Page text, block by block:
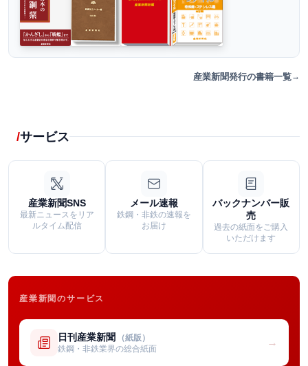
産業新聞発行の書籍一覧
サービス
産業新聞SNS
最新ニュースをリア
ルタイム配信
メール速報
鉄鋼・非鉄の速報を
お届け
バックナンバー販
売
過去の紙面をご購入
いただけます
産業新聞のサービス
日刊産業新聞 （紙版）
鉄鋼・非鉄業界の総合紙面
→